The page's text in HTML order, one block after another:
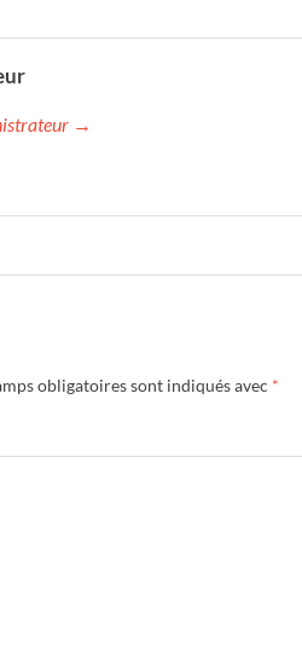
→
obligatoires sont indiqués avec *